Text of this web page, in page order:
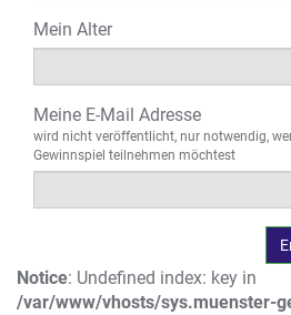
Mein Alter
Meine E-Mail Adresse
wird nicht veröffentlicht, nur notwendig,
Gewinnspiel teilnehmen möchtest
Notice: Undefined index: key in
/var/www/vhosts/sys.muenster-